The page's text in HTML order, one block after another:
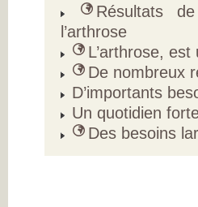
Résultats
l’arthrose
L’arthrose,
De nombreux
D’importants
Un quotidien
Des besoins